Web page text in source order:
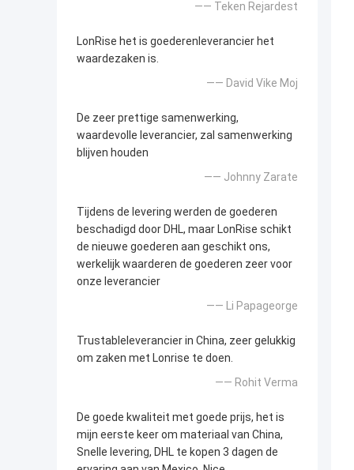
—— Teken Rejardest
LonRise het is goederenleverancier het
waardezaken is.
—— David Vike Moj
De zeer prettige samenwerking,
waardevolle leverancier, zal samenwerking
blijven houden
—— Johnny Zarate
Tijdens de levering werden de goederen
beschadigd door DHL, maar LonRise schikt
de nieuwe goederen aan geschikt ons,
werkelijk waarderen de goederen zeer voor
onze leverancier
—— Li Papageorge
Trustableleverancier in China, zeer gelukkig
om zaken met Lonrise te doen.
—— Rohit Verma
De goede kwaliteit met goede prijs, het is
mijn eerste keer om materiaal van China,
Snelle levering, DHL te kopen 3 dagen de